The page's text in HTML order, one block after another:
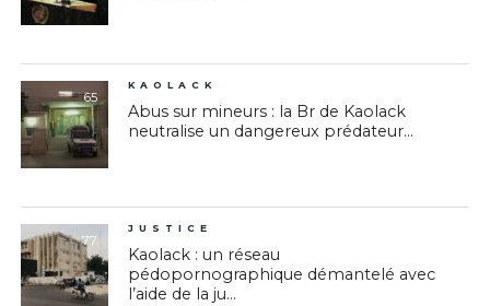
65
KAOLACK
Abus sur mineurs : la Br de Kaolack
neutralise un dangereux prédateur...
77
JUSTICE
Kaolack : un réseau
pédopornographique démantelé avec
l’aide de la ju...